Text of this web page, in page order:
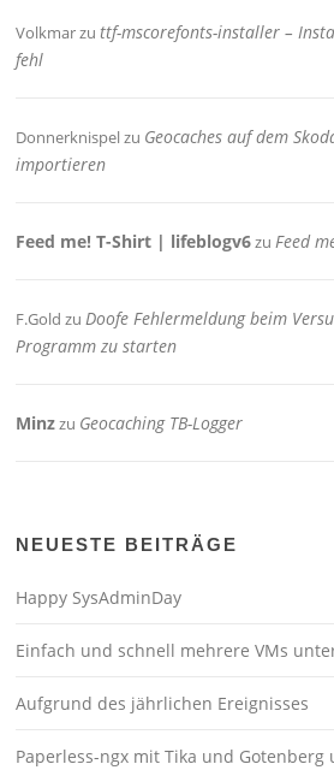
Volkmarzuttf-mscorefonts-installer –
fehl
Donnerknispelzu Geocaches auf dem
importieren
Feed me! T-Shirt | lifeblogv6zuFeed
F.Gold zuDoofe Fehlermeldung beim
Programm zu starten
Minzzu Geocaching TB-Logger
NEUESTE BEITRÄGE
Happy SysAdminDay
Einfach und schnell mehrere VMs
Aufgrund des jährlichen Ereignisses
Paperless-ngx mit Tika und Gotenberg